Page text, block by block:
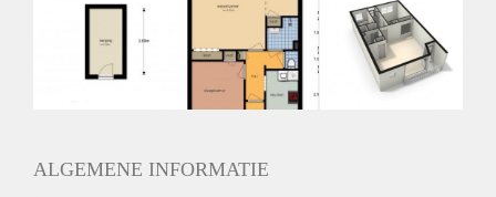
ALGEMENE INFORMATIE